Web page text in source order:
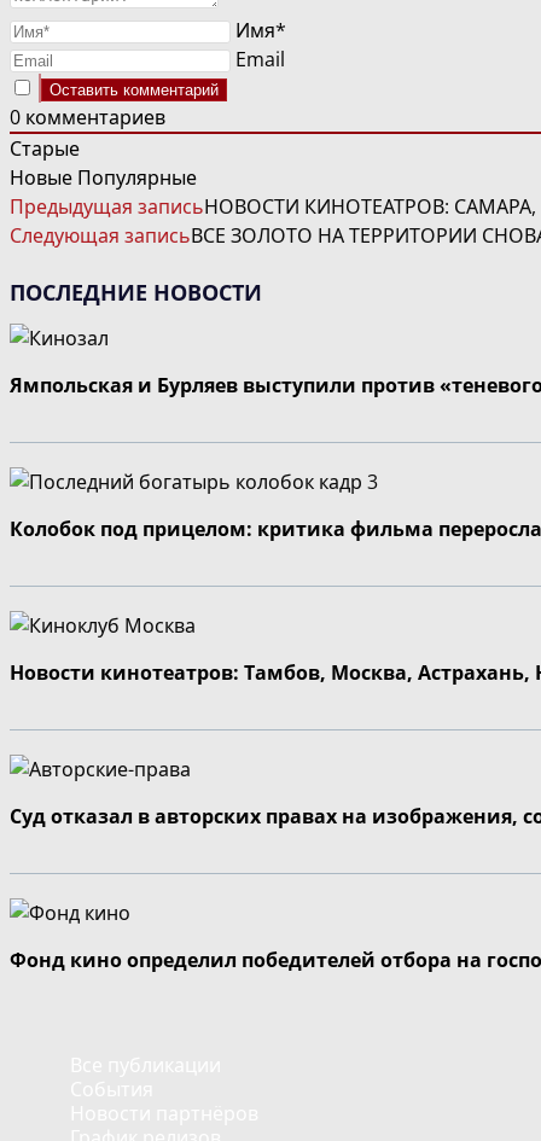
Имя*
Email
0 комментариев
Старые
Новые Популярные
ЧИТАТЬ
ДАЛЕЕ
СТАТЬИ
Предыдущая записьНОВОСТИ КИНОТЕАТРОВ:
Следующая записьВСЕ ЗОЛОТО НА ТЕРРИТОРИИ
ПОСЛЕДНИЕ НОВОСТИ
Ямпольская и Бурляев выступили против
Колобок под прицелом: критика фильма
Новости кинотеатров: Тамбов, Москва,
Суд отказал в авторских правах на изображения,
Фонд кино определил победителей отбора на